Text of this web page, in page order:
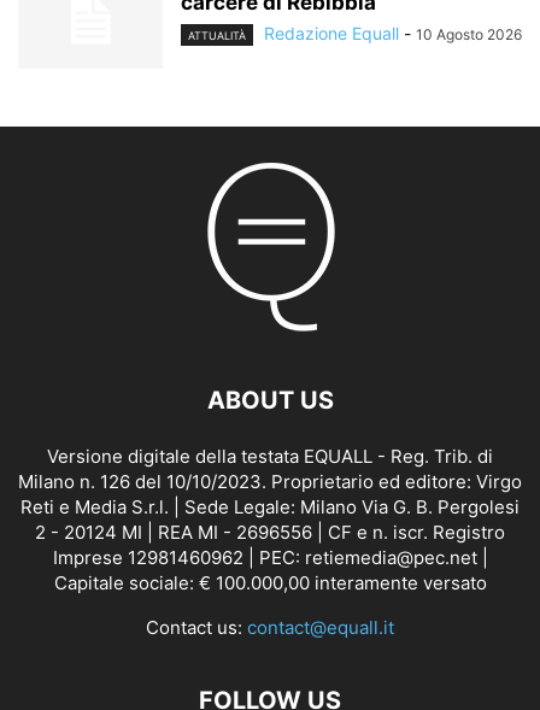
ATTUALITÀ Redazione Equall - 10 Agosto 2026
ABOUT US
Versione digitale della testata EQUALL - Reg. Trib. di
Milano n. 126 del 10/10/2023. Proprietario ed editore: Virgo
Reti e Media S.r.l. | Sede Legale: Milano Via G. B. Pergolesi
2 - 20124 MI | REA MI - 2696556 | CF e n. iscr. Registro
Imprese 12981460962 | PEC: retiemedia@pec.net |
Capitale sociale: € 100.000,00 interamente versato
Contact us: contact@equall.it
FOLLOW US